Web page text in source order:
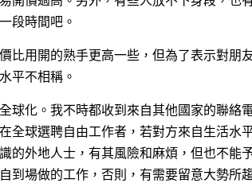
段時間吧。
比用開的熟手更高一些，但為了表示對朋
平不相稱。
球化。我不時都收到來自其他國家的聯絡
全球選聘自由工作者，若對方來自生活水
的外地人士，有其風險和麻煩，但也不能
到場做的工作，否則，有需要留意大勢所